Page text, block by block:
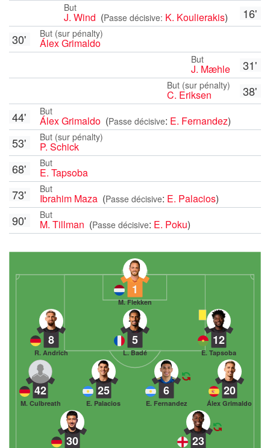
16'
But
J. Wind (Passe décisive: K. Koulierakis)
But (sur pénalty)
Álex Grimaldo
30'
31'
But
J. Mæhle
38'
But (sur pénalty)
C. Eriksen
But
Álex Grimaldo (Passe décisive: E. Fernandez)
44'
But (sur pénalty)
P. Schick
53'
But
E. Tapsoba
68'
But
Ibrahim Maza (Passe décisive: E. Palacios)
73'
But
M. Tillman (Passe décisive: E. Poku)
90'
1
M. Flekken
12
E. Tapsoba
5
L. Badé
8
R. Andrich
20
Álex Grimaldo
6
E. Fernandez
25
E. Palacios
42
M. Culbreath
23
30